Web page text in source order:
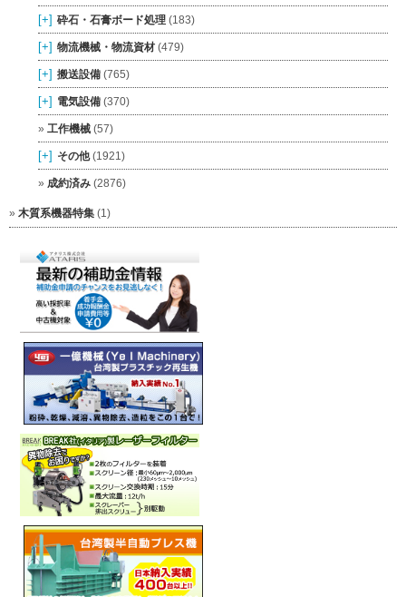
[+] 砕石・石膏ボード処理 (183)
[+] 物流機械・物流資材 (479)
[+] 搬送設備 (765)
[+] 電気設備 (370)
工作機械 (57)
[+] その他(1921)
成約済み (2876)
木質系機器特集 (1)